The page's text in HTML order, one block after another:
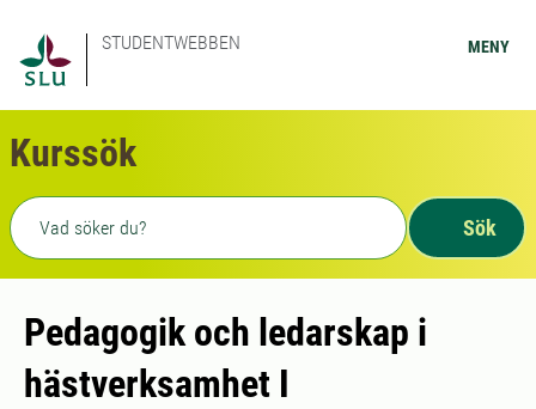
STUDENTWEBBEN MENY
Kurssök
Fritext sökning
Sök
Pedagogik och ledarskap i
hästverksamhet I